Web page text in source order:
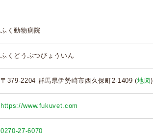
ふく動物病院
ふくどうぶつびょういん
〒379-2204 群馬県伊勢崎市西久保町2-1409 (地図)
https://www.fukuvet.com
0270-27-6070